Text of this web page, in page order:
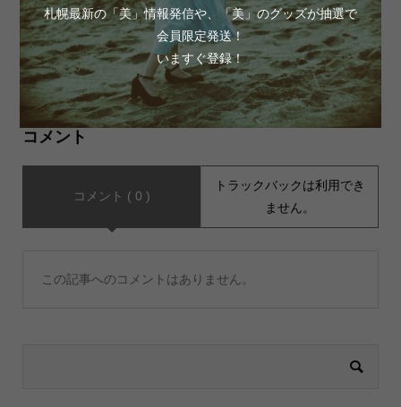
美容師・理容師の求人マッチ
ングサイト
CBDエリクサー （魔法の一
滴）
コメント
コメント ( 0 )
トラックバックは利用でき
ません。
この記事へのコメントはありません。
札幌最新の「美」情報発信や、「美」のグッズが抽選で
会員限定発送！
いますぐ登録！